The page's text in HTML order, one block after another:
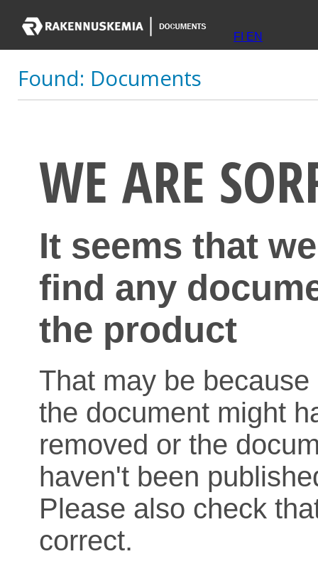
FI EN
Found: Documents
WE ARE
It seems that
find any
the product
That may be because
the document might
removed or the
haven't been
Please also check
correct.